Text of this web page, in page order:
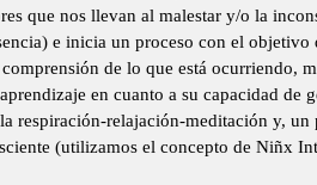
que nos llevan al malestar y/o la
e inicia un proceso con el objetivo
de lo que está ocurriendo,
en cuanto a su capacidad de
respiración-relajación-meditación y, un
(utilizamos el concepto de Niñx